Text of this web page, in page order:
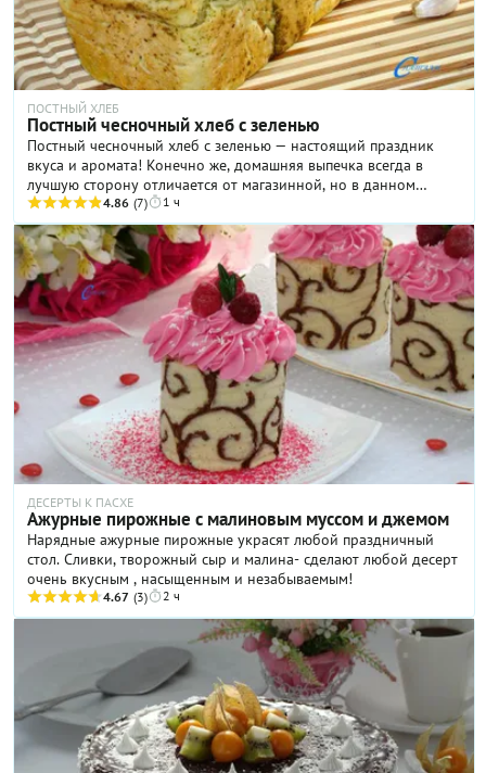
ПОСТНЫЙ ХЛЕБ
Постный чесночный хлеб с зеленью
Постный чесночный хлеб с зеленью — настоящий праздник
вкуса и аромата! Конечно же, домашняя выпечка всегда в
лучшую сторону отличается от магазинной, но в данном
случае речь идет о чем-то совершенно особенном. Все дело —
в соусе из пряной зелени и чеснока, который добавляют в
тесто, и используют для смазывания хлеба перед духовкой.
Тесто для такого хлеба замешивают на опаре, что имеет
вполне определенный смысл. Делать это нужно сразу по двум
причинам: во-первых, вы получите возможность проверить
качество дрожжей, во-вторых, расстойка теста пойдет быстрее.
Все подробности приготовления чесночного хлеба — в нашем
пошаговом рецепте!
4.86 (7) 1 ч
ДЕСЕРТЫ К ПАСХЕ
Ажурные пирожные с малиновым муссом и джемом
Нарядные ажурные пирожные украсят любой праздничный
стол. Сливки, творожный сыр и малина- сделают любой десерт
очень вкусным , насыщенным и незабываемым!
4.67 (3) 2 ч